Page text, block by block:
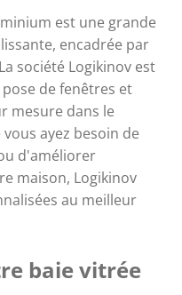
est une grande
encadrée par
société Logikinov est
de fenêtres et
mesure dans le
ayez besoin de
d'améliorer
maison, Logikinov
au meilleur
baie vitrée